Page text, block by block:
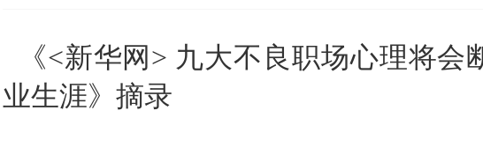
《<新华网> 九大不良职场心理将会
业生涯》摘录